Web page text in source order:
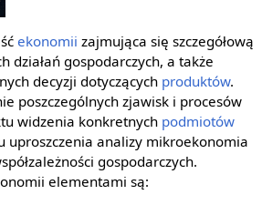
ekonomii zajmująca się szczegółową
działań gospodarczych, a także
decyzji dotyczących produktów.
poszczególnych zjawisk i procesów
widzenia konkretnych podmiotów
uproszczenia analizy mikroekonomia
gospodarczych.
elementami są: